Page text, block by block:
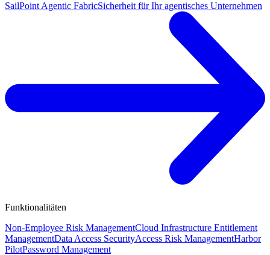
SailPoint Agentic FabricSicherheit für Ihr agentisches Unternehmen
Funktionalitäten
Non-Employee Risk ManagementCloud Infrastructure Entitlement
ManagementData Access SecurityAccess Risk ManagementHarbor
PilotPassword Management